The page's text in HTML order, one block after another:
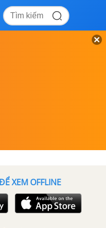
XEM OFFLINE